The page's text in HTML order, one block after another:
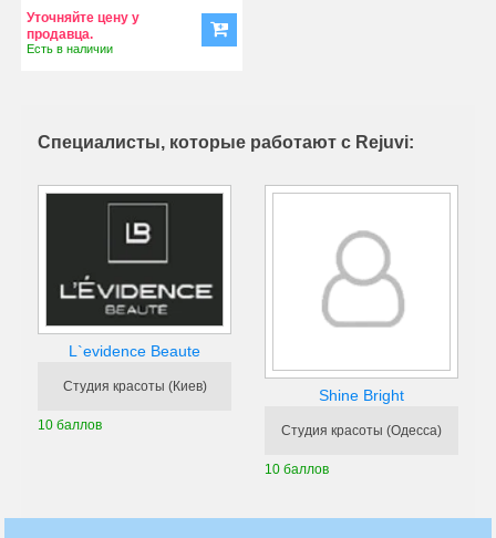
Уточняйте цену у
продавца.
Есть в наличии
Специалисты, которые работают с Rejuvi:
L`evidence Beaute
Студия красоты (Киев)
10 баллов
Shine Bright
Студия красоты (Одесса)
10 баллов